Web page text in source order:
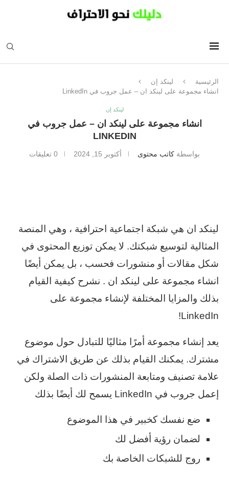
الرئيسية
لينكد إن
انشاء مجموعة على لينكد ان – عمل جروب في LinkedIn
لينكد إن
انشاء مجموعة على لينكد ان – عمل جروب في
LINKEDIN
بواسطة كاتب محتوى أكتوبر 15, 2024 0 تعليقات
لينكد ان هي شبكة اجتماعية احترافية ، وهي المنصة
المثالية لتوسيع شبكتك. لا يمكن توزيع المحتوى في
شكل مقالات أو منشورات فحسب ، بل يمكن أيضًا
انشاء مجموعة على لينكد ان . نشرح كيفية القيام
بذلك والمزايا المختلفة لإنشاء مجموعة على
LinkedIn!
يعد إنشاء مجموعة أمرًا مثاليًا للتبادل حول موضوع
مشترك. يمكنك القيام بذلك عن طريق الاشتراك في
علامة تصنيف ومتابعة المنشورات ذات الصلة ولكن
إعمل جروب في LinkedIn يسمح لك أيضًا بذلك
ضع نفسك كخبير في هذا الموضوع
لضمان رؤية أفضل لك
روج للشبكات الخاصة بك